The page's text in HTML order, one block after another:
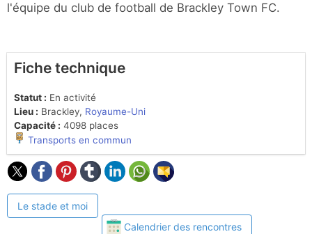
l'équipe du club de football de Brackley Town FC.
Fiche technique
Statut : En activité
Lieu : Brackley, Royaume-Uni
Capacité : 4098 places
Transports en commun
Le stade et moi
Calendrier des rencontres